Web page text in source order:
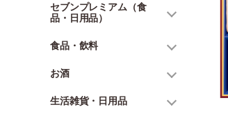
セブンプレミアム（食
品・日用品）
食品・飲料
お酒
生活雑貨・日用品